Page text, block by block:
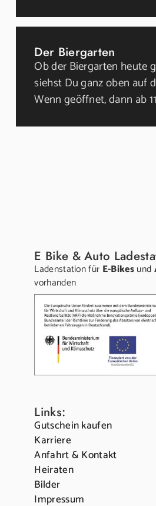
Der Biergarten
Ob der Biergarten heute
siehst Du ganz oben auf
Wenn geöffnet, dann ab
E Bike & Auto
Ladenstation für E-Bikesund
vorhanden
Links:
Gutschein kaufen
Karriere
Anfahrt & Kontakt
Heiraten
Bilder
Impressum